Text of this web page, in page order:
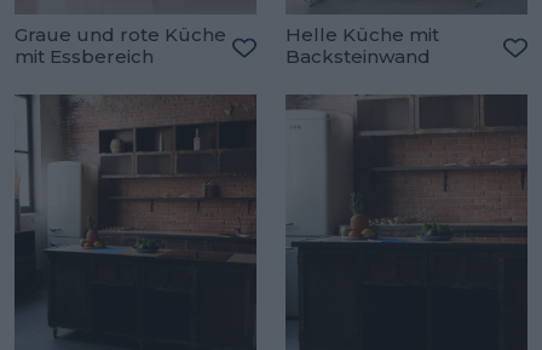
Graue und rote Küche
mit Essbereich
Helle Küche mit
Backsteinwand